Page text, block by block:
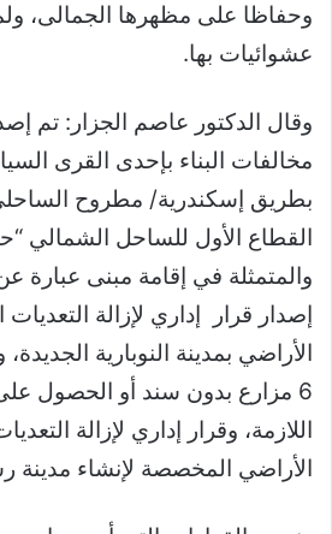
وحفاظا على مظهرها الجمالى،
عشوائيات بها.
وقال الدكتور عاصم الجزار: تم
بطريق إسكندرية/ مطروح
القطاع الأول للساحل الشمالي
والمتمثلة في إقامة مبنى عبارة
إصدار قرار إداري لإزالة
الأراضي بمدينة النوبارية
6 مزارع بدون سند أو الحصول
اللازمة، وقرار إداري لإزالة
الأراضي المخصصة لإنشاء مدينة